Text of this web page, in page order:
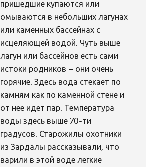
пришедшие купаются или
омываются в небольших лагунах
или каменных бассейнах с
исцеляющей водой. Чуть выше
лагун или бассейнов есть сами
истоки родников – они очень
горячие. Здесь вода стекает по
камням как по каменной стене и
от нее идет пар. Температура
воды здесь выше 70-ти
градусов. Старожилы охотники
из Зардалы рассказывали, что
варили в этой воде легкие